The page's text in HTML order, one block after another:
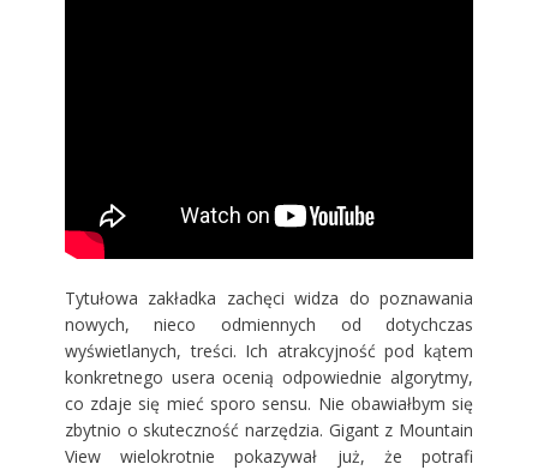
Tytułowa zakładka zachęci widza do poznawania
nowych, nieco odmiennych od dotychczas
wyświetlanych, treści. Ich atrakcyjność pod kątem
konkretnego usera ocenią odpowiednie algorytmy,
co zdaje się mieć sporo sensu. Nie obawiałbym się
zbytnio o skuteczność narzędzia. Gigant z Mountain
View wielokrotnie pokazywał już, że potrafi